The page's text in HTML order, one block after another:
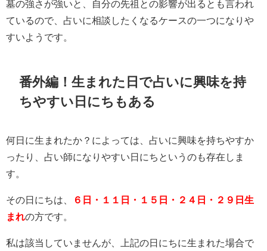
墓の強さが強いと、自分の先祖との影響が出るとも言われ
ているので、占いに相談したくなるケースの一つになりや
すいようです。
番外編！生まれた日で占いに興味を持
ちやすい日にちもある
何日に生まれたか？によっては、占いに興味を持ちやすか
ったり、占い師になりやすい日にちというのも存在しま
す。
その日にちは、
６日・１１日・１５日・２４日・２９日生
まれの方です。
私は該当していませんが、上記の日にちに生まれた場合で